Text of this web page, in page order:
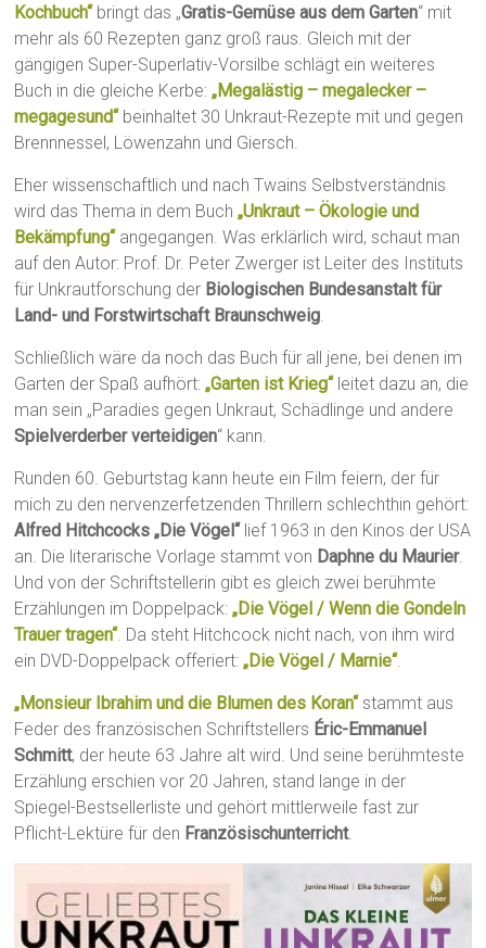
Kochbuch“bringt das „Gratis-Gemüse aus dem Garten“ mit
mehr als 60 Rezepten ganz groß raus. Gleich mit der
gängigen Super-Superlativ-Vorsilbe schlägt ein weiteres
Buch in die gleiche Kerbe:„Megalästig – megalecker –
megagesund“beinhaltet 30 Unkraut-Rezepte mit und gegen
Brennnessel, Löwenzahn und Giersch.
Eher wissenschaftlich und nach Twains Selbstverständnis
wird das Thema in dem Buch„Unkraut – Ökologie und
Bekämpfung“angegangen. Was erklärlich wird, schaut man
auf den Autor: Prof. Dr. Peter Zwerger ist Leiter des Instituts
für Unkrautforschung der Biologischen Bundesanstalt für
Land- und Forstwirtschaft Braunschweig
Schließlich wäre da noch das Buch für all jene, bei denen im
Garten der Spaß aufhört:„Garten ist Krieg“leitet dazu an, die
man sein „Paradies gegen Unkraut, Schädlinge und andere
Spielverderber verteidigen“ kann.
Runden 60. Geburtstag kann heute ein Film feiern, der für
mich zu den nervenzerfetzenden Thrillern schlechthin gehört:
Alfred Hitchcocks „Die Vögel“lief 1963 in den Kinos der USA
an. Die literarische Vorlage stammt von Daphne du Maurier.
Und von der Schriftstellerin gibt es gleich zwei berühmte
Erzählungen im Doppelpack:„Die Vögel / Wenn die Gondeln
Trauer tragen“. Da steht Hitchcock nicht nach, von ihm wird
ein DVD-Doppelpack offeriert:„Die Vögel / Marnie“.
„Monsieur Ibrahim und die Blumen des Koran“stammt aus
Feder des französischen Schriftstellers Éric-Emmanuel
Schmitt, der heute 63 Jahre alt wird. Und seine berühmteste
Erzählung erschien vor 20 Jahren, stand lange in der
Spiegel-Bestsellerliste und gehört mittlerweile fast zur
Pflicht-Lektüre für den Französischunterricht.